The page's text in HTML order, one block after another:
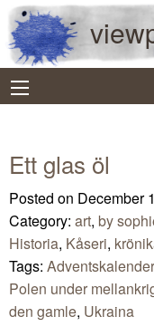
Ett glas öl
Posted on December
Category: art, by
Historia, Kåseri,
Tags:
Polen under
den gamle, Ukraina